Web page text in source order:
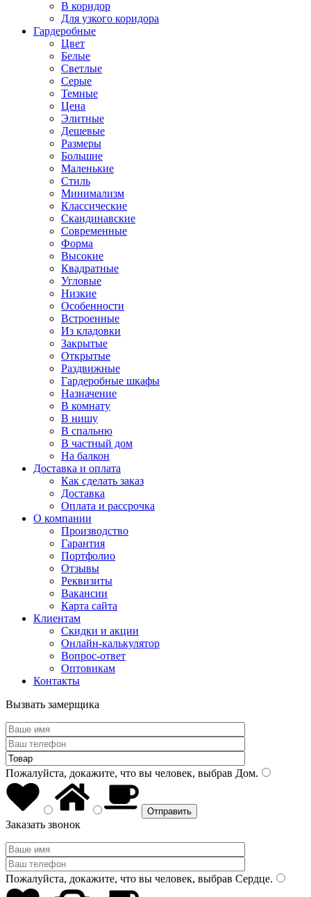
В коридор
Для узкого коридора
Гардеробные
Цвет
Белые
Светлые
Серые
Темные
Цена
Элитные
Дешевые
Размеры
Большие
Маленькие
Стиль
Минимализм
Классические
Скандинавские
Современные
Форма
Высокие
Квадратные
Угловые
Низкие
Особенности
Встроенные
Из кладовки
Закрытые
Открытые
Раздвижные
Гардеробные шкафы
Назначение
В комнату
В нишу
В спальню
В частный дом
На балкон
Доставка и оплата
Как сделать заказ
Доставка
Оплата и рассрочка
О компании
Производство
Гарантия
Портфолио
Отзывы
Реквизиты
Вакансии
Карта сайта
Клиентам
Скидки и акции
Онлайн-калькулятор
Вопрос-ответ
Оптовикам
Контакты
Вызвать замерщика
Пожалуйста, докажите, что вы человек, выбрав Дом.
Заказать звонок
Пожалуйста, докажите, что вы человек, выбрав Сердце.